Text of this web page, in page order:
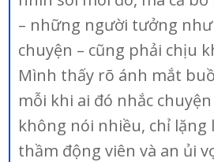
– những người tưởng
chuyện – cũng phải chịu
Mình thấy rõ ánh mắt
mỗi khi ai đó nhắc
không nói nhiều, chỉ lặng
thầm động viên và an ủi